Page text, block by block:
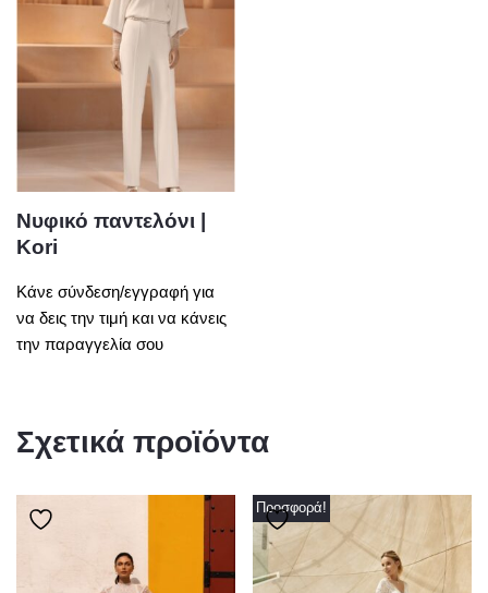
Νυφικό παντελόνι |
Kori
Κάνε σύνδεση/εγγραφή για
να δεις την τιμή και να κάνεις
την παραγγελία σου
Σχετικά προϊόντα
Προσφορά!